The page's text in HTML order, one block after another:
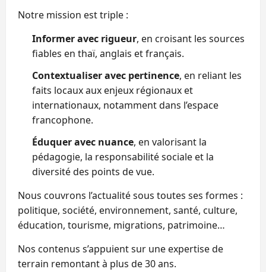
Notre mission est triple :
Informer avec rigueur, en croisant les sources
fiables en thaï, anglais et français.
Contextualiser avec pertinence, en reliant les
faits locaux aux enjeux régionaux et
internationaux, notamment dans l’espace
francophone.
Éduquer avec nuance, en valorisant la
pédagogie, la responsabilité sociale et la
diversité des points de vue.
Nous couvrons l’actualité sous toutes ses formes :
politique, société, environnement, santé, culture,
éducation, tourisme, migrations, patrimoine…
Nos contenus s’appuient sur une expertise de
terrain remontant à plus de 30 ans.